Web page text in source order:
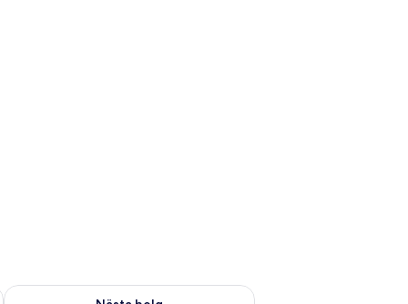
aug. 14 - aug. 16
Kontrollera tillgängligheten för nästa helg aug. 21 - aug. 23